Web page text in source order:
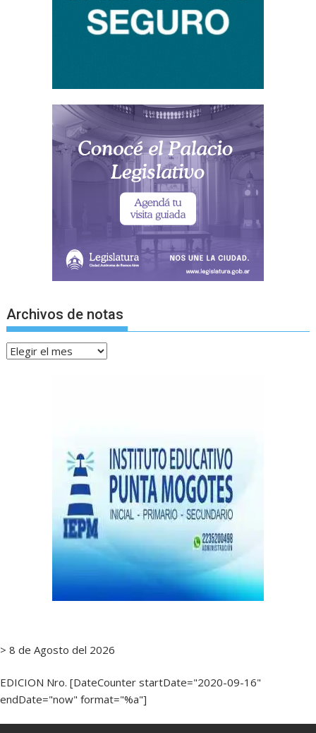
Archivos de notas
Archivos
> 8 de Agosto del 2026
EDICION Nro. [DateCounter startDate="2020-09-16"
endDate="now" format="%a"]